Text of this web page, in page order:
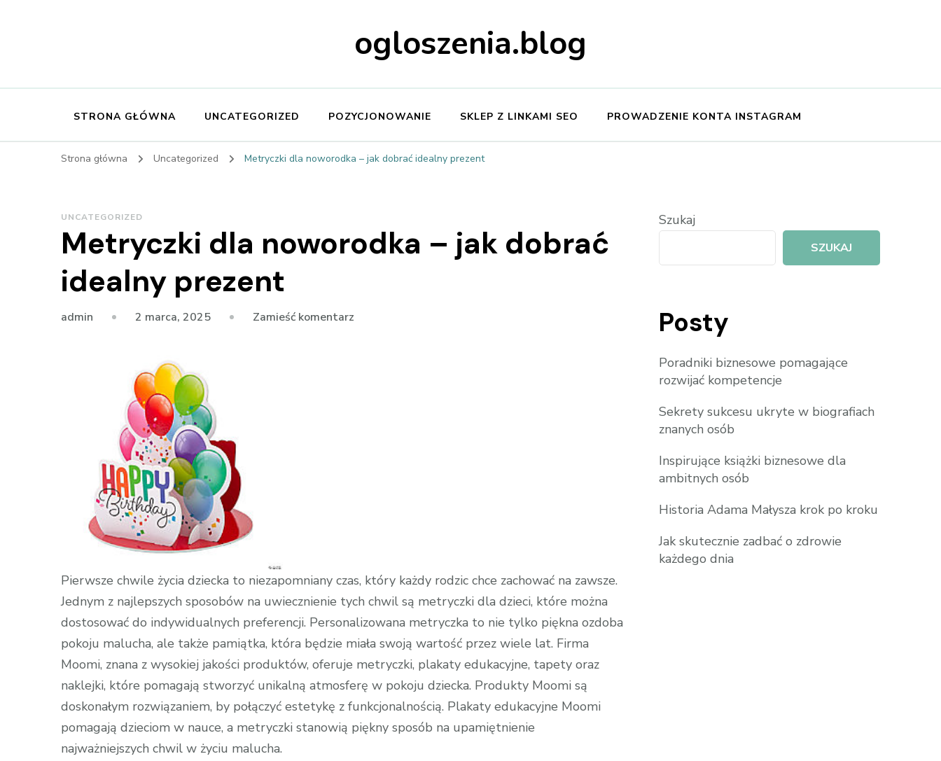
ogloszenia.blog
STRONA GŁÓWNA UNCATEGORIZED POZYCJONOWANIE SKLEP Z LINKAMI SEO PROWADZENIE KONTA INSTAGRAM
Strona główna Uncategorized Metryczki dla noworodka – jak dobrać idealny prezent
UNCATEGORIZED
Metryczki dla noworodka – jak dobrać
idealny prezent
admin 2 marca, 2025 Zamieść komentarz
Pierwsze chwile życia dziecka to niezapomniany czas, który każdy rodzic chce zachować na zawsze.
Jednym z najlepszych sposobów na uwiecznienie tych chwil są metryczki dla dzieci, które można
dostosować do indywidualnych preferencji. Personalizowana metryczka to nie tylko piękna ozdoba
pokoju malucha, ale także pamiątka, która będzie miała swoją wartość przez wiele lat. Firma
Moomi, znana z wysokiej jakości produktów, oferuje metryczki, plakaty edukacyjne, tapety oraz
naklejki, które pomagają stworzyć unikalną atmosferę w pokoju dziecka. Produkty Moomi są
doskonałym rozwiązaniem, by połączyć estetykę z funkcjonalnością. Plakaty edukacyjne Moomi
pomagają dzieciom w nauce, a metryczki stanowią piękny sposób na upamiętnienie
najważniejszych chwil w życiu malucha.
Szukaj
SZUKAJ
Posty
Poradniki biznesowe pomagające
rozwijać kompetencje
Sekrety sukcesu ukryte w biografiach
znanych osób
Inspirujące książki biznesowe dla
ambitnych osób
Historia Adama Małysza krok po kroku
Jak skutecznie zadbać o zdrowie
każdego dnia